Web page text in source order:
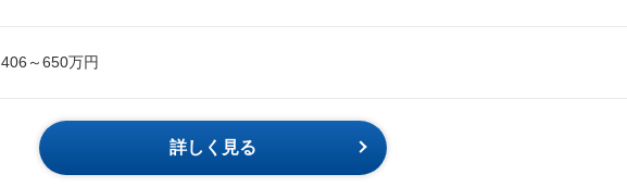
406～650万円
詳しく見る